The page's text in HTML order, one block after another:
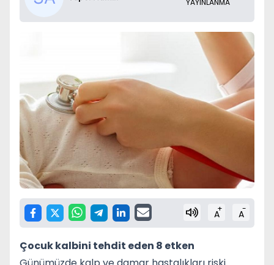
YAYINLANMA
A+ A-
Çocuk kalbini tehdit eden 8 etken